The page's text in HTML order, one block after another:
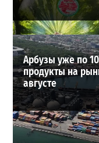
Арбузы уже по
продукты на
августе